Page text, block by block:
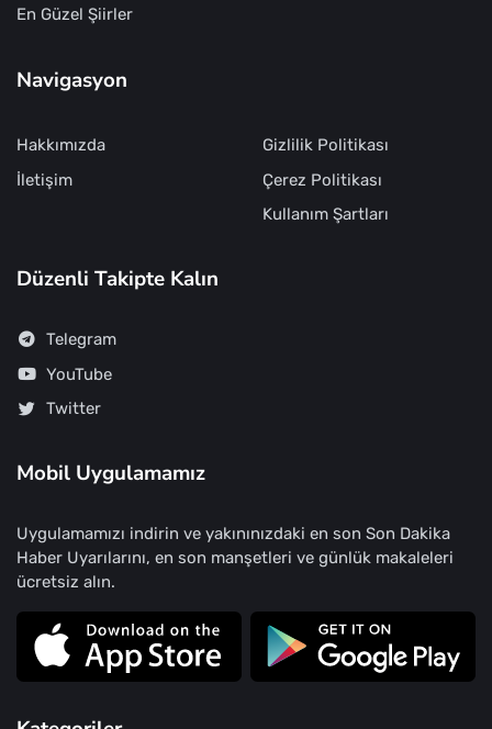
En Güzel Şiirler
Navigasyon
Hakkımızda
İletişim
Gizlilik Politikası
Çerez Politikası
Kullanım Şartları
Düzenli Takipte Kalın
Telegram
YouTube
Twitter
Mobil Uygulamamız
Uygulamamızı indirin ve yakınınızdaki en son Son Dakika
Haber Uyarılarını, en son manşetleri ve günlük makaleleri
ücretsiz alın.